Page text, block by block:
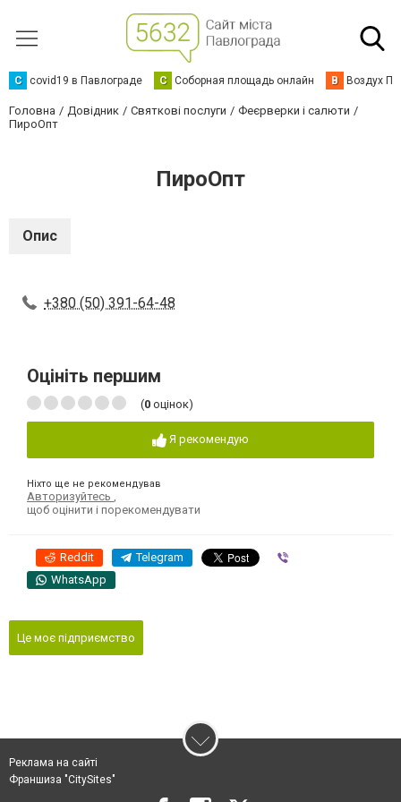
C covid19 в Павлограде С Соборная площадь онлайн В Воздух
Головна Довідник Святкові послуги
Феєрверки і салюти
ПироОпт
ПироОпт
Опис
+380 (50) 391-64-48
Оцініть першим
(0 оцінок)
Я рекомендую
Ніхто ще не рекомендував
Авторизуйтесь
щоб оцінити і порекомендувати
Reddit Telegram
WhatsApp
Це моє підприємство
Реклама на сайті
Франшиза "CitySites"